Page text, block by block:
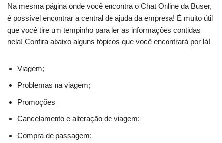
Na mesma página onde você encontra o Chat Online da Buser,
é possível encontrar a central de ajuda da empresa! É muito útil
que você tire um tempinho para ler as informações contidas
nela! Confira abaixo alguns tópicos que você encontrará por lá!
Viagem;
Problemas na viagem;
Promoções;
Cancelamento e alteração de viagem;
Compra de passagem;